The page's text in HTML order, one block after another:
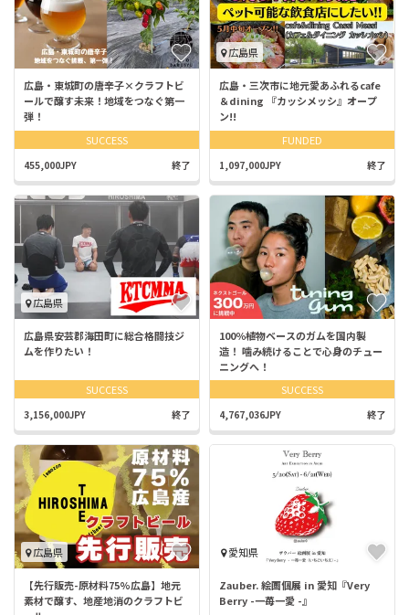
広島・東城町の唐辛子×クラフトビ
ールで醸す未来！地域をつなぐ第一
弾！
SUCCESS
455,000JPY 終了
広島県
広島・三次市に地元愛あふれるcafe
＆dining 『カッシメッシ』オープ
ン!!
FUNDED
1,097,000JPY 終了
広島県
広島県安芸郡海田町に総合格闘技ジ
ムを作りたい！
SUCCESS
3,156,000JPY 終了
100％植物ベースのガムを国内製
造！ 噛み続けることで心身のチュー
ニングへ！
SUCCESS
4,767,036JPY 終了
広島県
【先行販売-原材料75%広島】地元
素材で醸す、地産地消のクラフトビ
愛知県
Zauber. 絵画個展 in 愛知『Very
Berry -一苺一愛 -』